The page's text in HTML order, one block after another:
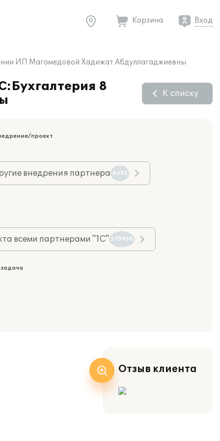
Корзина Вход
ИП Магомедовой Хадижат Абдуллагаджиевны
8
К списку
проект
внедрения партнера 4693
всеми партнерами "1С" 575930
Отзыв клиента